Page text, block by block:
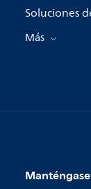
Soluciones
Más